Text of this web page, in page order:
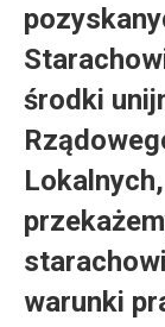
środki
warunki